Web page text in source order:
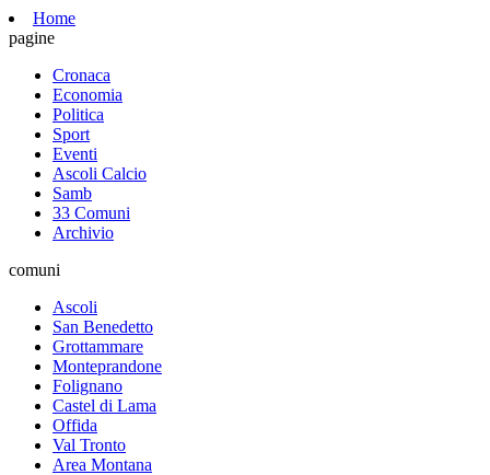
Home
pagine
Cronaca
Economia
Politica
Sport
Eventi
Ascoli Calcio
Samb
33 Comuni
Archivio
comuni
Ascoli
San Benedetto
Grottammare
Monteprandone
Folignano
Castel di Lama
Offida
Val Tronto
Area Montana